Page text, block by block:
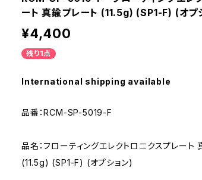
ート 真鍮プレート (11.5g) (SP1-F) (オプ
¥4,400
残り1点
International shipping available
品番：RCM-SP-5019-F
品名：フローティングエレクトロニクスプレート
(11.5g) (SP1-F) (オプション)